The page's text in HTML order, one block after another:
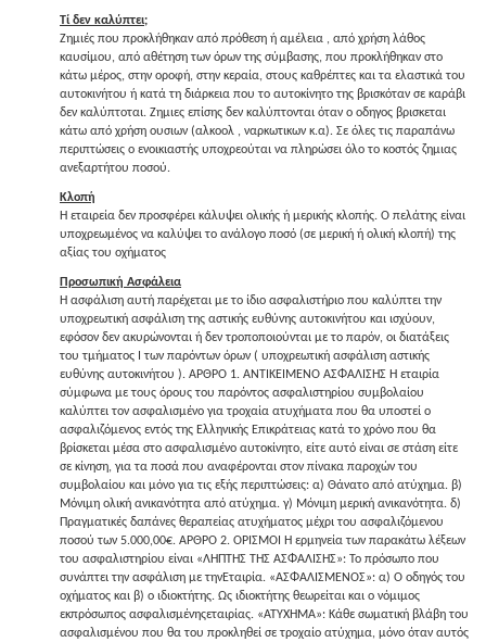
Τί δεν καλύπτει;
Ζημιές που προκλήθηκαν από πρόθεση ή αμέλεια , από χρήση λάθος
καυσίμου, από αθέτηση των όρων της σύμβασης, που προκλήθηκαν στο
κάτω μέρος, στην οροφή, στην κεραία, στους καθρέπτες και τα ελαστικά του
αυτοκινήτου ή κατά τη διάρκεια που το αυτοκίνητο της βρισκόταν σε καράβι
δεν καλύπτοται. Ζημιες επίσης δεν καλύπτονται όταν ο οδηγος βρισκεται
κάτω από χρήση ουσιων (αλκοολ , ναρκωτικων κ.α). Σε όλες τις παραπάνω
περιπτώσεις ο ενοικιαστής υποχρεούται να πληρώσει όλο το κοστός ζημιας
ανεξαρτήτου ποσού.
Κλοπή
Η εταιρεία δεν προσφέρει κάλυψει ολικής ή μερικής κλοπής. Ο πελάτης είναι
υποχρεωμένος να καλύψει το ανάλογο ποσό (σε μερική ή ολική κλοπή) της
αξίας του οχήματος
Προσωπική Ασφάλεια
Η ασφάλιση αυτή παρέχεται με το ίδιο ασφαλιστήριο που καλύπτει την
υποχρεωτική ασφάλιση της αστικής ευθύνης αυτοκινήτου και ισχύουν,
εφόσον δεν ακυρώνονται ή δεν τροποποιούνται με το παρόν, οι διατάξεις
του τμήματος Ι των παρόντων όρων ( υποχρεωτική ασφάλιση αστικής
ευθύνης αυτοκινήτου ). ΑΡΘΡΟ 1. ΑΝΤΙΚΕΙΜΕΝΟ ΑΣΦΑΛΙΣΗΣ Η εταιρία
σύμφωνα με τους όρους του παρόντος ασφαλιστηρίου συμβολαίου
καλύπτει τον ασφαλισμένο για τροχαία ατυχήματα που θα υποστεί ο
ασφαλιζόμενος εντός της Ελληνικής Επικράτειας κατά το χρόνο που θα
βρίσκεται μέσα στο ασφαλισμένο αυτοκίνητο, είτε αυτό είναι σε στάση είτε
σε κίνηση, για τα ποσά που αναφέρονται στον πίνακα παροχών του
συμβολαίου και μόνο για τις εξής περιπτώσεις: α) Θάνατο από ατύχημα. β)
Μόνιμη ολική ανικανότητα από ατύχημα. γ) Μόνιμη μερική ανικανότητα. δ)
Πραγματικές δαπάνες θεραπείας ατυχήματος μέχρι του ασφαλιζόμενου
ποσού των 5.000,00€. ΑΡΘΡΟ 2. ΟΡΙΣΜΟΙ Η ερμηνεία των παρακάτω λέξεων
του ασφαλιστηρίου είναι «ΛΗΠΤΗΣ ΤΗΣ ΑΣΦΑΛΙΣΗΣ»: Το πρόσωπο που
συνάπτει την ασφάλιση με τηνΕταιρία. «ΑΣΦΑΛΙΣΜΕΝΟΣ»: α) Ο οδηγός του
οχήματος και β) ο ιδιοκτήτης. Ως ιδιοκτήτης θεωρείται και ο νόμιμος
εκπρόσωπος ασφαλισμένηςεταιρίας. «ΑΤΥΧΗΜΑ»: Κάθε σωματική βλάβη του
ασφαλισμένου που θα του προκληθεί σε τροχαίο ατύχημα, μόνο όταν αυτός